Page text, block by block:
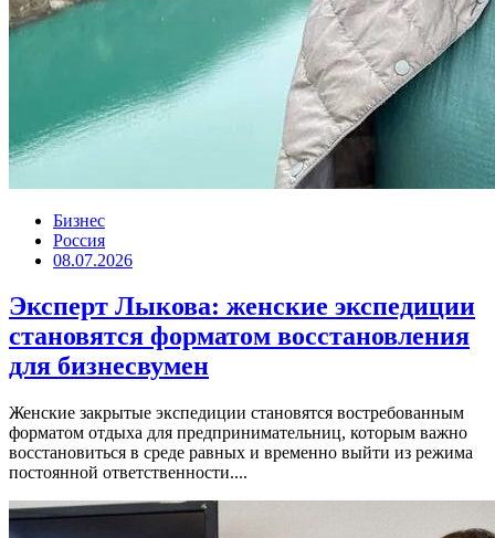
Бизнес
Россия
08.07.2026
Эксперт Лыкова: женские экспедиции
становятся форматом восстановления
для бизнесвумен
Женские закрытые экспедиции становятся востребованным
форматом отдыха для предпринимательниц, которым важно
восстановиться в среде равных и временно выйти из режима
постоянной ответственности....